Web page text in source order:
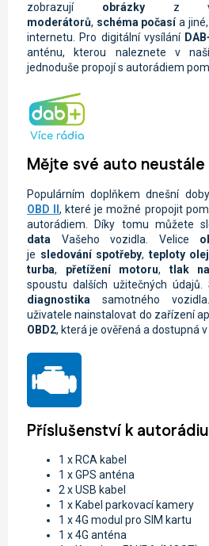
zobrazují obrázkyz
moderátorů, schéma počasía
internetu. Pro digitální vysílání
anténu, kterou naleznete v
jednoduše propojí s autorádiem
Mějte své auto
Populárním doplňkem dnešní
OBD II, které je možné propojit
autorádiem. Díky tomu můžete
data Vašeho vozidla. Velice
je sledování spotřeby, teploty
turba, přetížení motoru, tlak
spoustu dalších užitečných
diagnostika samotného
uživatele nainstalovat do zařízení
OBD2, která je ověřená a dostupná v
Příslušenství k autorádiu
1 x RCA kabel
1 x GPS anténa
2 x USB kabel
1 x Kabel parkovací kamery
1 x 4G modul pro SIM kartu
1 x 4G anténa